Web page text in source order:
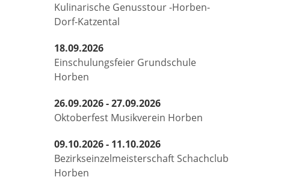
Kulinarische Genusstour -Horben-
Dorf-Katzental
18.09.2026
Einschulungsfeier Grundschule
Horben
26.09.2026 - 27.09.2026
Oktoberfest Musikverein Horben
09.10.2026 - 11.10.2026
Bezirkseinzelmeisterschaft Schachclub
Horben